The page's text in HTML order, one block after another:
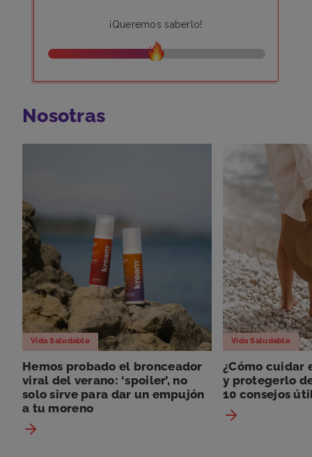
¡Queremos saberlo!
Nosotras
Vida Saludable
Hemos probado el bronceador
viral del verano: ‘spoiler’, no
solo sirve para dar un empujón
a tu moreno
Vida Saludable
¿Cómo cuidar
y protegerlo
10 consejos